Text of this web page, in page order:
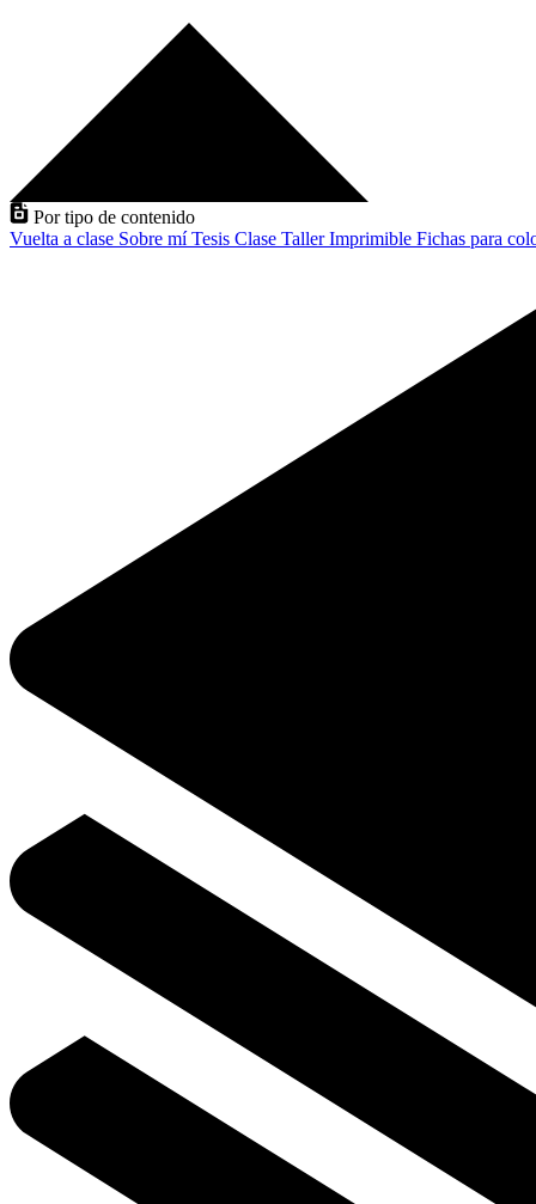
Por tipo de contenido
Vuelta a clase Sobre míTesis Clase TallerImprimible Fichas para